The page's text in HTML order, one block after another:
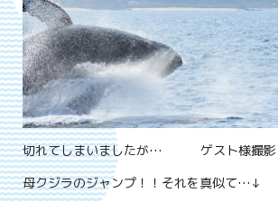
切れてしまいましたが… ゲスト様撮影
母クジラのジャンプ！！それを真似て…↓